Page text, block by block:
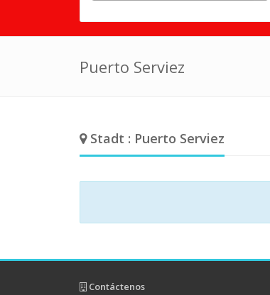
Puerto Serviez
Stadt : Puerto Serviez
Contáctenos